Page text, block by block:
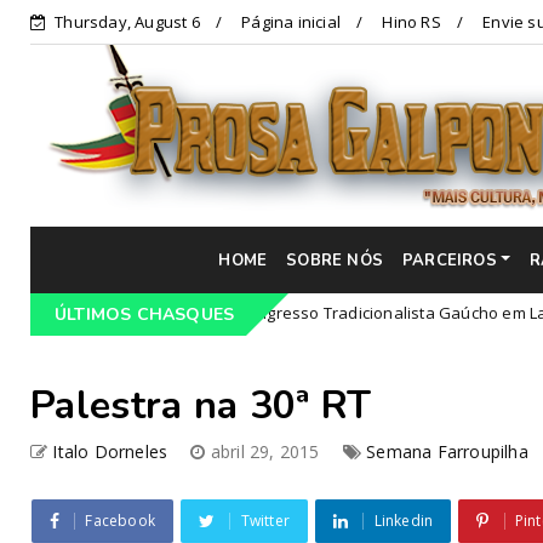
Thursday, August 6 Página inicial Hino RS Envie
HOME SOBRE NÓS PARCEIROS
ÚLTIMOS CHASQUES
Programação do 68º Congresso Tradicionalista Gaúcho em Lajeado-RS
Palestra na 30ª RT
Italo Dorneles abril 29, 2015 Semana Farroupilha
Facebook Twitter Linkedin